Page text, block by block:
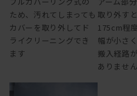
ため、汚れてしまっても
カバーを取り外してド
ライクリーニングでき
ます
取り外す
175cm程
幅が小さ
搬入経路
ありません